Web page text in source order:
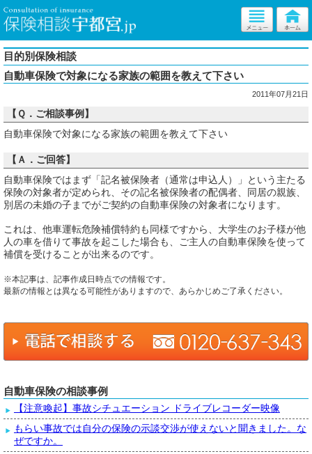
目的別保険相談
自動車保険で対象になる家族の範囲を教えて下さい
2011年07月21日
【Ｑ．ご相談事例】
自動車保険で対象になる家族の範囲を教えて下さい
【Ａ．ご回答】
自動車保険ではまず「記名被保険者（通常は申込人）」という主たる
保険の対象者が定められ、その記名被保険者の配偶者、同居の親族、
別居の未婚の子までがご契約の自動車保険の対象者になります。
これは、他車運転危険補償特約も同様ですから、大学生のお子様が他
人の車を借りて事故を起こした場合も、ご主人の自動車保険を使って
補償を受けることが出来るのです。
※本記事は、記事作成日時点での情報です。
最新の情報とは異なる可能性がありますので、あらかじめご了承ください。
自動車保険の相談事例
【注意喚起】事故シチュエーション ドライブレコーダー映像
もらい事故では自分の保険の示談交渉が使えないと聞きました。な
ぜですか。